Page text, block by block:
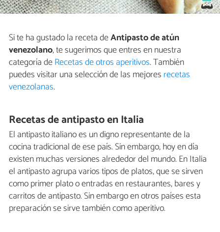
Si te ha gustado la receta deAntipasto de atún
venezolano, te sugerimos que entres en nuestra
categoría deRecetas de otros aperitivos. También
puedes visitar una selección de las mejores recetas
venezolanas.
Recetas de antipasto en Italia
El antipasto italiano es un digno representante de la
cocina tradicional de ese país. Sin embargo, hoy en día
existen muchas versiones alrededor del mundo. En Italia
el antipasto agrupa varios tipos de platos, que se sirven
como primer plato o entradas en restaurantes, bares y
carritos de antipasto. Sin embargo en otros países esta
preparación se sirve también como aperitivo.